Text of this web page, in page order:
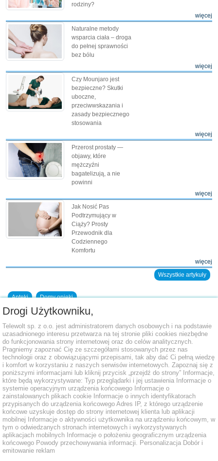
rodziny?
więcej
Naturalne metody
wsparcia ciała – droga
do pełnej sprawności
bez bólu
więcej
Czy Mounjaro jest
bezpieczne? Skutki
uboczne,
przeciwwskazania i
zasady bezpiecznego
stosowania
więcej
Przerost prostaty —
objawy, które
mężczyźni
bagatelizują, a nie
powinni
więcej
Jak Nosić Pas
Podtrzymujący w
Ciąży? Prosty
Przewodnik dla
Codziennego
Komfortu
więcej
Wszystkie artykuły
Apteki Domy opieki
Dodaj placówkę do bazy
Drogi Użytkowniku,
Telewolt sp. z o.o. jest administratorem danych osobowych i na podstawie
uzasadnionego interesu przetwarza na tej stronie pliki cookies niezbędne
do funkcjonowania strony internetowej oraz do celów analitycznych.
Pragniemy zapoznać Cię ze szczegółami stosowanych przez nas
technologii oraz z obowiązującymi przepisami, tak aby dać Ci pełną wiedzę
i komfort w korzystaniu z naszych serwisów internetowych. Zapoznaj się z
poniższymi informacjami lub kliknij przycisk „przejdź do strony” Informacje,
które będą wykorzystywane: Typ przeglądarki i jej ustawienia Informacje o
systemie operacyjnym urządzenia końcowego Informacje o
zainstalowanych plikach cookie Informacje o innych identyfikatorach
przypisanych do urządzenia końcowego Adres IP, z którego urządzenie
końcowe uzyskuje dostęp do strony internetowej klienta lub aplikacji
mobilnej Informacje o aktywności użytkownika na urządzeniu końcowym, w
tym o odwiedzanych stronach internetowych i wykorzystywanych
aplikacjach mobilnych Informacje o położeniu geograficznym urządzenia
końcowego Powody przechowywania informacji. Personalizacja Dobór i
emitowanie reklam